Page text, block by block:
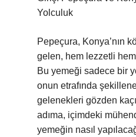
Yolculuk
Pepeçura, Konya’nın
gelen, hem lezzetli
Bu yemeği sadece bir
onun etrafında
gelenekleri gözden
adıma, içimdeki
yemeğin nasıl